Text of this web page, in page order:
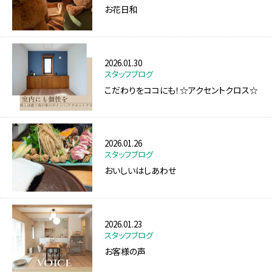
お花日和
2026.01.30
スタッフブログ
こだわりをココにも！☆アクセントクロス☆
2026.01.26
スタッフブログ
おいしいはしあわせ
2026.01.23
スタッフブログ
お客様の声